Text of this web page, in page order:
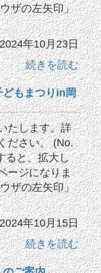
ザの左矢印」
年10月23日
続きを読む
どもまつりin岡
たします。詳
ださい。 (No.
ると、拡大し
ージになりま
ザの左矢印」
年10月15日
続きを読む